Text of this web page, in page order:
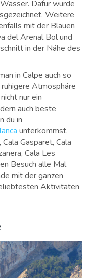
Dafür wurde
Weitere
mit der Blauen
del Arenal Bol und
in der Nähe des
in Calpe auch so
Atmosphäre
nur ein
auch beste
du in
unterkommst,
Gasparet, Cala
Cala Les
Besuch alle Mal
mit der ganzen
Aktivitäten